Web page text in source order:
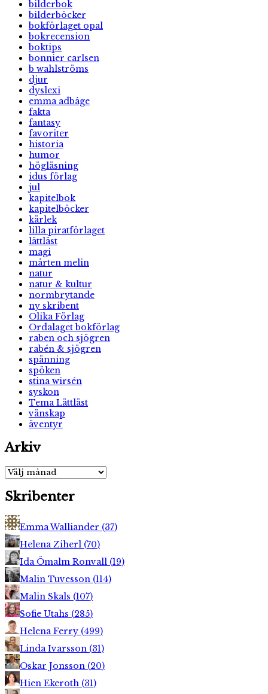
bilderbok
bilderböcker
bokförlaget opal
bokrecension
boktips
bonnier carlsen
b wahlströms
djur
dyslexi
emma adbåge
fakta
fantasy
favoriter
historia
humor
högläsning
idus förlag
jul
kapitelbok
kapitelböcker
kärlek
lilla piratförlaget
lättläst
magi
mårten melin
natur
natur & kultur
normbrytande
ny skribent
Olika Förlag
Ordalaget bokförlag
raben och sjögren
rabén & sjögren
spänning
spöken
stina wirsén
syskon
Tema Lättläst
vänskap
äventyr
Arkiv
Arkiv
Skribenter
Emma Walliander (37)
Helena Ziherl (70)
Ida Ömalm Ronvall (19)
Malin Tuvesson (114)
Malin Skals (107)
Sofie Utahs (285)
Helena Ferry (499)
Linda Ivarsson (31)
Oskar Jonsson (20)
Hien Ekeroth (31)